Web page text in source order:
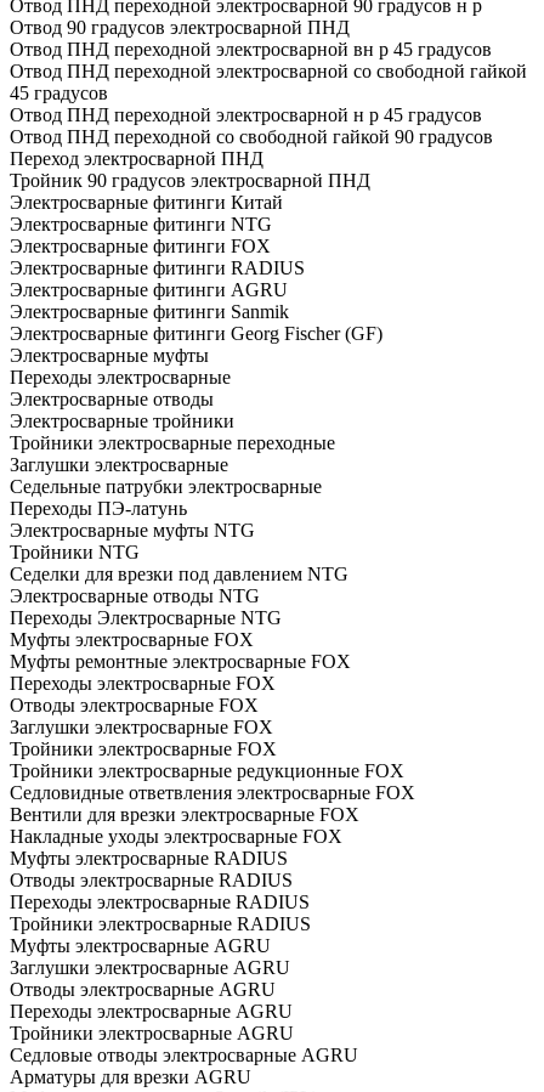
Отвод ПНД переходной электросварной 90 градусов н р
Отвод 90 градусов электросварной ПНД
Отвод ПНД переходной электросварной вн р 45 градусов
Отвод ПНД переходной электросварной со свободной гайкой
45 градусов
Отвод ПНД переходной электросварной н р 45 градусов
Отвод ПНД переходной со свободной гайкой 90 градусов
Переход электросварной ПНД
Тройник 90 градусов электросварной ПНД
Электросварные фитинги Китай
Электросварные фитинги NTG
Электросварные фитинги FOX
Электросварные фитинги RADIUS
Электросварные фитинги AGRU
Электросварные фитинги Sanmik
Электросварные фитинги Georg Fischer (GF)
Электросварные муфты
Переходы электросварные
Электросварные отводы
Электросварные тройники
Тройники электросварные переходные
Заглушки электросварные
Седельные патрубки электросварные
Переходы ПЭ-латунь
Электросварные муфты NTG
Тройники NTG
Седелки для врезки под давлением NTG
Электросварные отводы NTG
Переходы Электросварные NTG
Муфты электросварные FOX
Муфты ремонтные электросварные FOX
Переходы электросварные FOX
Отводы электросварные FOX
Заглушки электросварные FOX
Тройники электросварные FOX
Тройники электросварные редукционные FOX
Седловидные ответвления электросварные FOX
Вентили для врезки электросварные FOX
Накладные уходы электросварные FOX
Муфты электросварные RADIUS
Отводы электросварные RADIUS
Переходы электросварные RADIUS
Тройники электросварные RADIUS
Муфты электросварные AGRU
Заглушки электросварные AGRU
Отводы электросварные AGRU
Переходы электросварные AGRU
Тройники электросварные AGRU
Седловые отводы электросварные AGRU
Арматуры для врезки AGRU